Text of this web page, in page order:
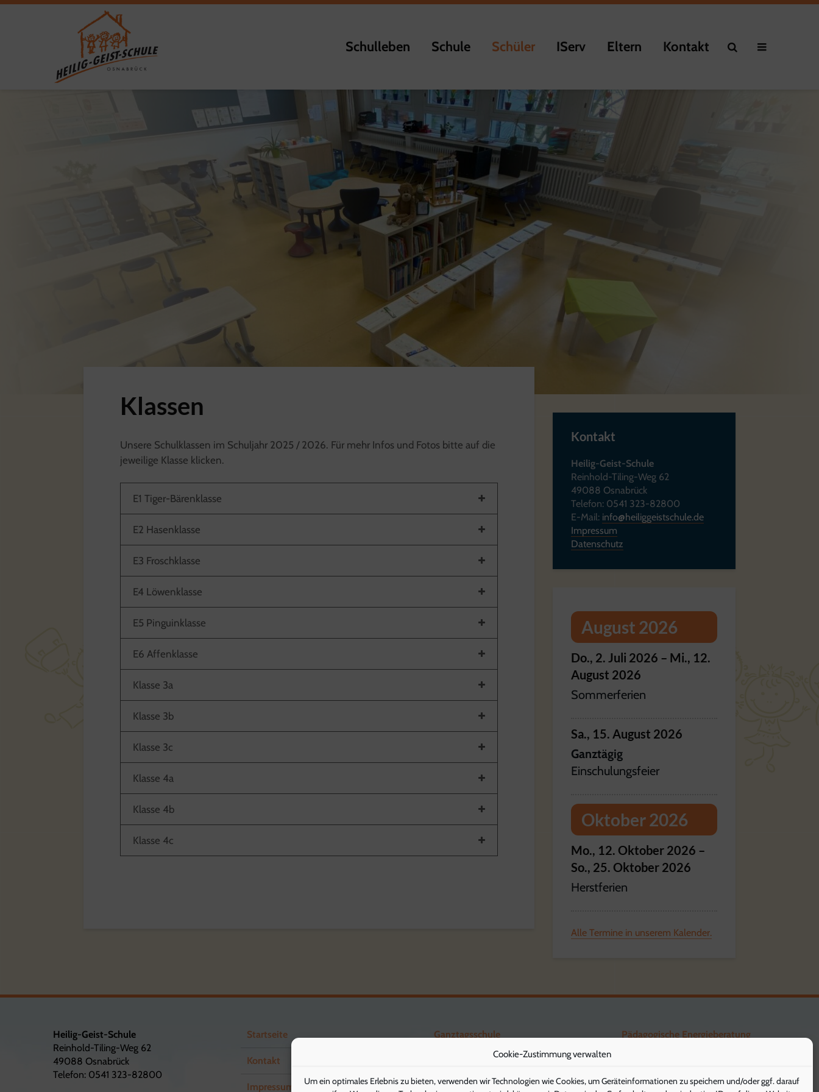
Cookie-Zustimmung verwalten
Um ein optimales Erlebnis zu bieten, verwenden wir Technologien wie Cookies, um Geräteinformationen zu speichern und/oder ggf. darauf
Schulleben Schule Schüler IServ Eltern Kontakt
Klassen
Unsere Schulklassen im Schuljahr 2025 / 2026. Für mehr Infos und Fotos bitte auf die
jeweilige Klasse klicken.
E1 Tiger-Bärenklasse
E2 Hasenklasse
E3 Froschklasse
E4 Löwenklasse
E5 Pinguinklasse
E6 Affenklasse
Klasse 3a
Klasse 3b
Klasse 3c
Klasse 4a
Klasse 4b
Klasse 4c
Kontakt
Heilig-Geist-Schule
Reinhold-Tiling-Weg 62
49088 Osnabrück
Telefon: 0541 323-82800
E-Mail: info@heiliggeistschule.de
Impressum
Datenschutz
August 2026
Do., 2. Juli 2026 – Mi., 12.
August 2026
Sommerferien
Sa., 15. August 2026
Ganztägig
Einschulungsfeier
Oktober 2026
Mo., 12. Oktober 2026 –
So., 25. Oktober 2026
Herstferien
Alle Termine in unserem Kalender.
Heilig-Geist-Schule
Reinhold-Tiling-Weg 62
49088 Osnabrück
Telefon: 0541 323-82800
Startseite
Kontakt
Impressum
Ganztagsschule
Schuleingangsstufe
Pädagogische Energieberatung
Die Gesunde Stunde